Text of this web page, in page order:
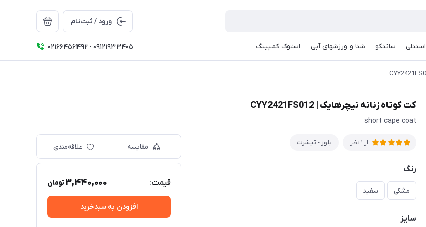
ورود / ثبت‌نام
استنلی سانتکو شنا و ورزشهای آبی استوک کمپینگ 02166456492 - 09121933405
کت کوتاه زنانه نیچرهایک | CYY2421FS012
short cape coat
از 1 نظر بلوز - تیشرت
رنگ
مشکی سفید
سایز
مقایسه علاقه‌مندی
قیمت: 3,440,000تومان
افزودن به سبدخرید